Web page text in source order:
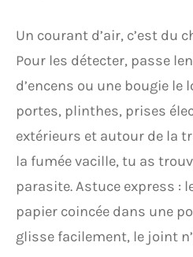
Un courant d’air, c’est du
Pour les détecter, passe
d’encens ou une bougie le
portes, plinthes, prises
extérieurs et autour de la
la fumée vacille, tu as
parasite. Astuce express :
papier coincée dans une
glisse facilement, le joint